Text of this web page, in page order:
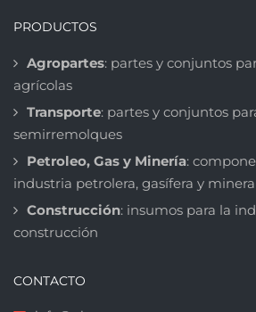
PRODUCTOS
Agropartes: partes y conjuntos
agrícolas
Transporte: partes y conjuntos
semirremolques
Petroleo, Gas y Minería:
industria petrolera, gasífera y minera
Construcción: insumos para la
construcción
CONTACTO